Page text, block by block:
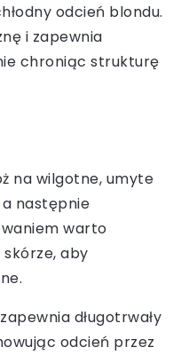
odcień blondu.
i zapewnia
chroniąc strukturę
na wilgotne, umyte
a następnie
warto
aby
długotrwały
odcień przez